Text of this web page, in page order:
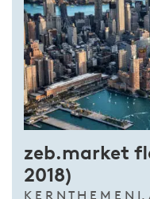
zeb.market
2018)
K E R N T H E M E N